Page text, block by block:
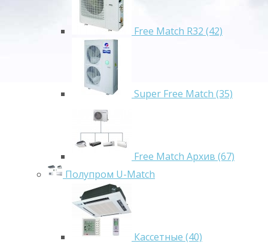
Free Match R32 (42)
Super Free Match (35)
Free Match Архив (67)
Полупром U-Match
Кассетные (40)